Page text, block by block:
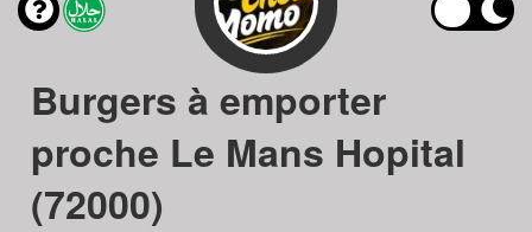
Burgers à emporter
proche Le Mans Hopital
(72000)